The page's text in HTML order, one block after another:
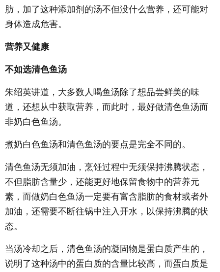
肪，加了这种添加剂的汤不但没什么营养，还可能对
身体造成危害。
营养又健康
不如选清色鱼汤
朱绍英讲道，大多数人喝鱼汤除了想品尝鲜美的味
道，还想从中获取营养，而此时，最好做清色鱼汤而
非奶白色鱼汤。
煮奶白色鱼汤和清色鱼汤的要点是完全不同的。
清色鱼汤无须加油，烹饪过程中无须保持沸腾状态，
不但脂肪含量少，还能更好地保留食物中的营养元
素，而做奶白色鱼汤一定要有富含脂肪的食材或者外
加油，还需要不断往锅中注入开水，以保持沸腾的状
态。
当汤冷却之后，清色鱼汤的凝固物是蛋白质产生的，
说明了这种汤中的蛋白质的含量比较高，而蛋白质是